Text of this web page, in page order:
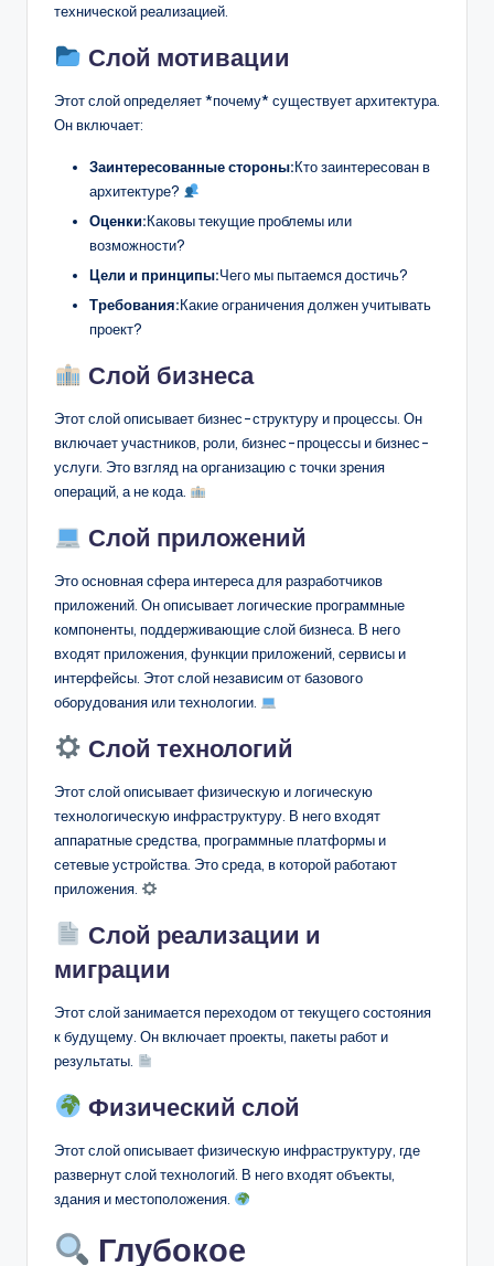
технической реализацией.
Слой мотивации
Этот слой определяет *почему* существует архитектура.
Он включает:
Заинтересованные стороны:Кто заинтересован в
архитектуре?
Оценки:Каковы текущие проблемы или
возможности?
Цели и принципы:Чего мы пытаемся достичь?
Требования:Какие ограничения должен учитывать
проект?
Слой бизнеса
Этот слой описывает бизнес-структуру и процессы. Он
включает участников, роли, бизнес-процессы и бизнес-
услуги. Это взгляд на организацию с точки зрения
операций, а не кода.
Слой приложений
Это основная сфера интереса для разработчиков
приложений. Он описывает логические программные
компоненты, поддерживающие слой бизнеса. В него
входят приложения, функции приложений, сервисы и
интерфейсы. Этот слой независим от базового
оборудования или технологии.
Слой технологий
Этот слой описывает физическую и логическую
технологическую инфраструктуру. В него входят
аппаратные средства, программные платформы и
сетевые устройства. Это среда, в которой работают
приложения.
Слой реализации и
миграции
Этот слой занимается переходом от текущего состояния
к будущему. Он включает проекты, пакеты работ и
результаты.
Физический слой
Этот слой описывает физическую инфраструктуру, где
развернут слой технологий. В него входят объекты,
здания и местоположения.
Глубокое